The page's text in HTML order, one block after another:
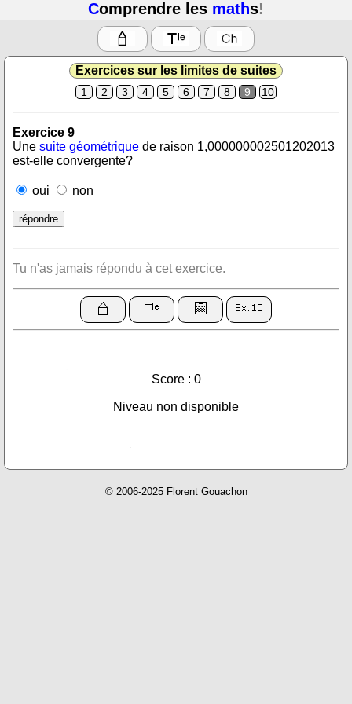
Comprendre les maths!
Exercices sur les limites de suites
1 2 3 4 5 6 7 8 9 10
Exercice 9
Une suite géométrique de raison 1,000000002501202013
est-elle convergente?
oui non
Tu n'as jamais répondu à cet exercice.
Score : 0
Niveau non disponible
© 2006-2025 Florent Gouachon